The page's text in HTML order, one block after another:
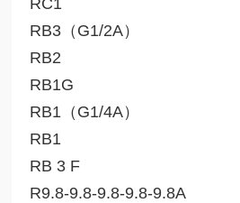
RB3（G1/2A）
RB2
RB1G
RB1（G1/4A）
RB1
RB 3 F
R9.8-9.8-9.8-9.8-9.8A